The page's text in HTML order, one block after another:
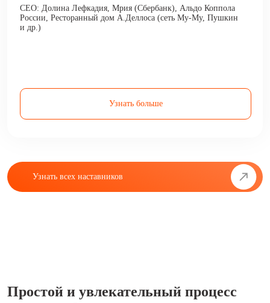
CEO: Долина Лефкадия, Мрия (Сбербанк), Альдо Коппола
России, Ресторанный дом А.Деллоса (сеть Му-Му, Пушкин
и др.)
Узнать больше
Узнать всех наставников
Простой и увлекательный процесс